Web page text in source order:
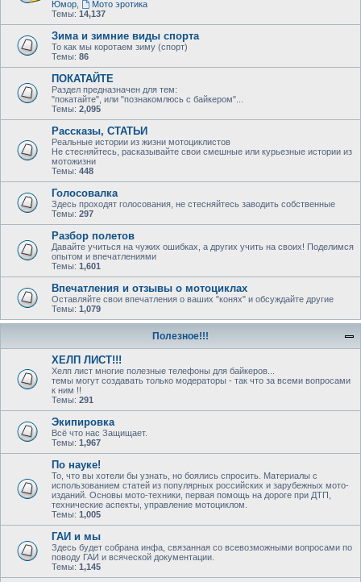
Юмор
Мото эротика
Темы: 14,137
Зима и зимние виды спорта
То как мы коротаем зиму (спорт)
Темы: 86
ПОКАТАЙТЕ
Раздел предназначен для тем:
"покатайте", или "познакомлюсь с байкером"...
Темы: 2,095
Рассказы, СТАТЬИ
Реальные истории из жизни мотоциклистов
Не стесняйтесь, расказывайте свои смешные или курьезные истории из
мотожизни
Темы: 448
Голосовалка
Здесь проходят голосования, не стесняйтесь заводить собственные
Темы: 297
Разбор полетов
Давайте учиться на чужих ошибках, а других учить на своих! Поделимся
опытом и впечатлениями
Темы: 1,601
Впечатления и отзывы о мотоциклах
Оставляйте свои впечатления о ваших "конях" и обсуждайте другие
Темы: 1,079
Полезное!!!
ХЕЛП ЛИСТ!!!
Хелп лист многие полезные телефоны для байкеров...
темы могут создавать только модераторы - так что за всеми вопросами
к ним !!
Темы: 291
Экипировка
Всё что нас Защищает.
Темы: 1,967
По науке!
То, что вы хотели бы узнать, но боялись спросить. Материалы с
использованием статей из популярных российских и зарубежных мото-
изданий. Основы мото-техники, первая помощь на дороге при ДТП,
технические аспекты, управление мотоциклом.
Темы: 1,005
ГАИ и мы
Здесь будет собрана инфа, связанная со всевозможными вопросами по
поводу ГАИ и всяческой документации.
Темы: 1,145